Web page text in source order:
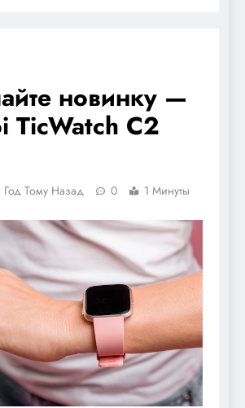
новинку —
TicWatch C2
Год Тому Назад 0 1 Минуты